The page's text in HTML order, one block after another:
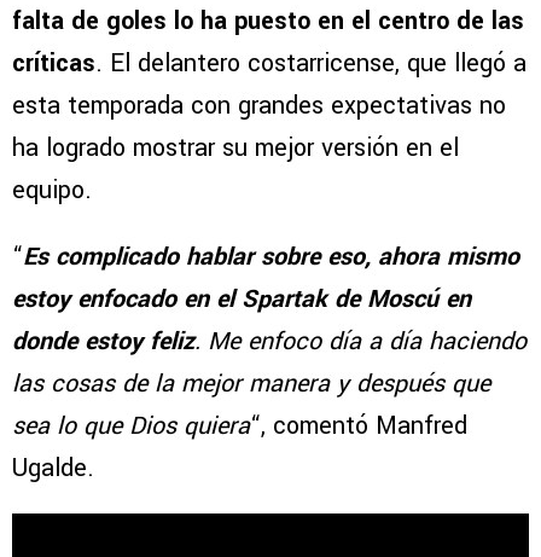
falta de goles lo ha puesto en el centro de las
críticas. El delantero costarricense, que llegó a
esta temporada con grandes expectativas no
ha logrado mostrar su mejor versión en el
equipo.
“Es complicado hablar sobre eso, ahora mismo
estoy enfocado en el Spartak de Moscú en
donde estoy feliz. Me enfoco día a día haciendo
las cosas de la mejor manera y después que
sea lo que Dios quiera“, comentó Manfred
Ugalde.